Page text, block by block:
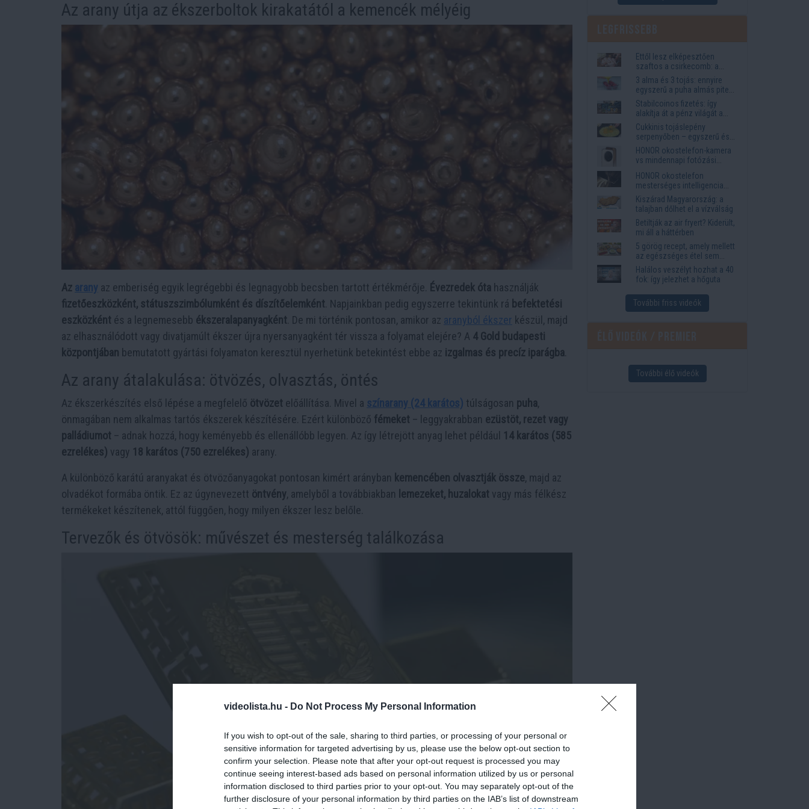
videolista.hu - Do Not Process My Personal Information
If you wish to opt-out of the sale, sharing to third parties, or processing of your personal or
sensitive information for targeted advertising by us, please use the below opt-out section to
confirm your selection. Please note that after your opt-out request is processed you may
continue seeing interest-based ads based on personal information utilized by us or personal
information disclosed to third parties prior to your opt-out. You may separately opt-out of the
further disclosure of your personal information by third parties on the IAB’s list of downstream
Az arany útja az ékszerboltok kirakatától a kemencék mélyéig
Az arany az emberiség egyik legrégebbi és legnagyobb becsben tartott értékmérője. Évezredek óta használják
fizetőeszközként, státuszszimbólumként és díszítőelemként . Napjainkban pedig egyszerre tekintünk rá befektetési
eszközként és a legnemesebb ékszeralapanyagként . De mi történik pontosan, amikor az aranyból ékszer készül, majd
az elhasználódott vagy divatjamúlt ékszer újra nyersanyagként tér vissza a folyamat elejére? A 4 Gold budapesti
központjában bemutatott gyártási folyamaton keresztül nyerhetünk betekintést ebbe az izgalmas és precíz iparágba
Az arany átalakulása: ötvözés, olvasztás, öntés
Az ékszerkészítés első lépése a megfelelő ötvözet előállítása. Mivel a színarany (24 karátos) túlságosan puha,
önmagában nem alkalmas tartós ékszerek készítésére. Ezért különböző fémeket – leggyakrabban ezüstöt, rezet vagy
palládiumot – adnak hozzá, hogy keményebb és ellenállóbb legyen. Az így létrejött anyag lehet például 14 karátos (585
ezrelékes) vagy 18 karátos (750 ezrelékes) arany.
A különböző karátú aranyakat és ötvözőanyagokat pontosan kimért arányban kemencében olvasztják össze, majd az
olvadékot formába öntik. Ez az úgynevezett öntvény, amelyből a továbbiakban lemezeket, huzalokat vagy más félkész
termékeket készítenek, attól függően, hogy milyen ékszer lesz belőle.
Tervezők és ötvösök: művészet és mesterség találkozása
Ettől lesz elképesztően
szaftos a csirkecomb: a
sörös pác a titok
3 alma és 3 tojás: ennyire
egyszerű a puha almás pite
titka
Stabilcoinos fizetés: így
alakítja át a pénz világát a
Visa, a Mastercard és a
Western Union
Cukkinis tojáslepény
serpenyőben – egyszerű és
laktató vacsora
HONOR okostelefon-kamera
vs mindennapi fotózási
igények
HONOR okostelefon
mesterséges intelligencia
funkciók, amelyek
megkönnyítik az életet
Kiszárad Magyarország: a
talajban dőlhet el a vízválság
Betiltják az air fryert? Kiderült,
mi áll a háttérben
5 görög recept, amely mellett
az egészséges étel sem
tűnik lemondásnak
Halálos veszélyt hozhat a 40
fok: így jelezhet a hőguta
További friss videók
További élő videók